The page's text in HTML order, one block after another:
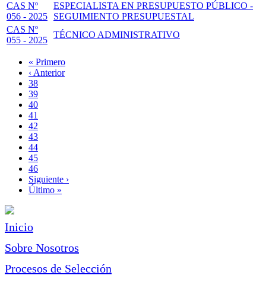
CAS Nº
056 - 2025
ESPECIALISTA EN PRESUPUESTO PÚBLICO -
SEGUIMIENTO PRESUPUESTAL
CAS Nº
055 - 2025
TÉCNICO ADMINISTRATIVO
Paginación
Primera
página
« Primero
Página
anterior
‹ Anterior
Page
38
Page
39
Page
40
Page
41
Página
actual
42
Page
43
Page
44
Page
45
Page
46
Siguiente
página
Siguiente ›
Última
Último »
Inicio
Sobre Nosotros
Procesos de Selección